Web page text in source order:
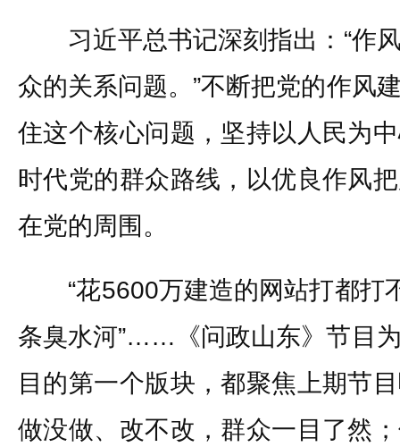
习近平总书记深刻指出：“作风
众的关系问题。”不断把党的作风
住这个核心问题，坚持以人民为
时代党的群众路线，以优良作风
在党的周围。
“花5600万建造的网站打都打
条臭水河”……《问政山东》节目
目的第一个版块，都聚焦上期节
做没做、改不改，群众一目了然